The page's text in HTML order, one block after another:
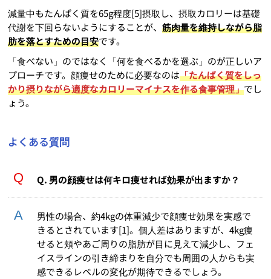
減量中もたんぱく質を65g程度[5]摂取し、摂取カロリーは基礎
代謝を下回らないようにすることが、筋肉量を維持しながら脂
肪を落とすための目安です。
「食べない」のではなく「何を食べるかを選ぶ」のが正しいア
プローチです。顔痩せのために必要なのは「たんぱく質をしっ
かり摂りながら適度なカロリーマイナスを作る食事管理」でし
ょう。
よくある質問
Q. 男の顔痩せは何キロ痩せれば効果が出ますか？
男性の場合、約4kgの体重減少で顔痩せ効果を実感で
きるとされています[1]。個人差はありますが、4kg痩
せると頬やあご周りの脂肪が目に見えて減少し、フェ
イスラインの引き締まりを自分でも周囲の人からも実
感できるレベルの変化が期待できるでしょう。